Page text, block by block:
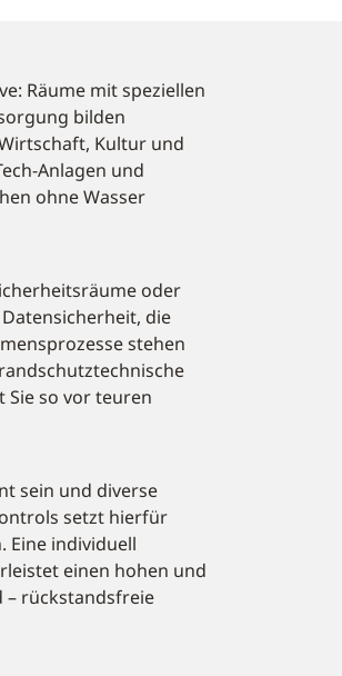
Räume mit speziellen
bilden
Kultur und
Anlagen und
ohne Wasser
oder
die
stehen
Sie so vor teuren
sein und diverse
setzt hierfür
Eine individuell
einen hohen und
– rückstandsfreie